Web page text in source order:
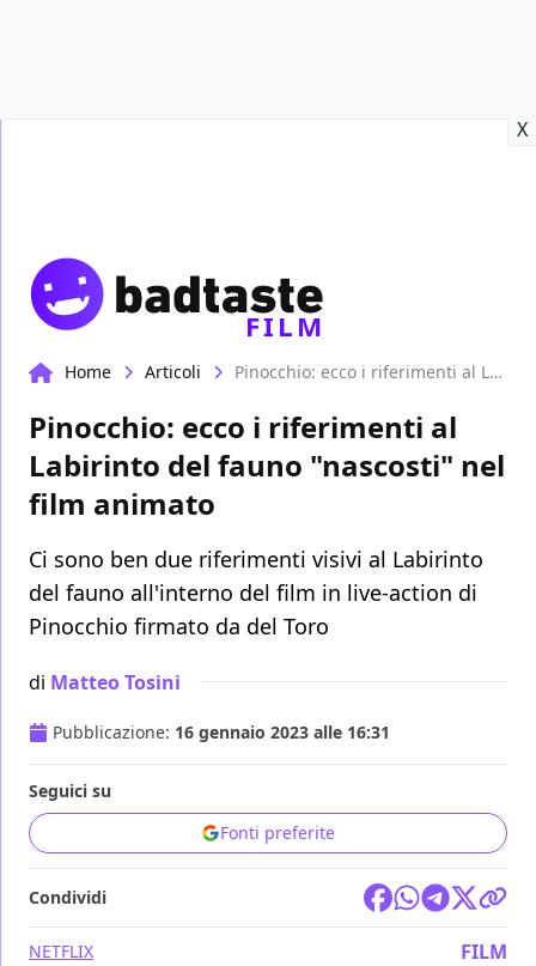
X
FILM
Home Articoli Pinocchio: ecco i riferimenti al Labirinto del fauno "nascosti" nel film animato
Pinocchio: ecco i riferimenti al
Labirinto del fauno "nascosti" nel
film animato
Ci sono ben due riferimenti visivi al Labirinto
del fauno all'interno del film in live-action di
Pinocchio firmato da del Toro
di Matteo Tosini
Pubblicazione: 16 gennaio 2023 alle 16:31
Seguici su
Fonti preferite
Condividi
NETFLIX FILM